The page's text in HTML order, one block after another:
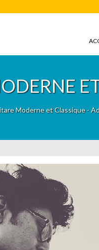
Moderne et Classique -